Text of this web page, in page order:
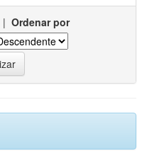
| Ordenar por